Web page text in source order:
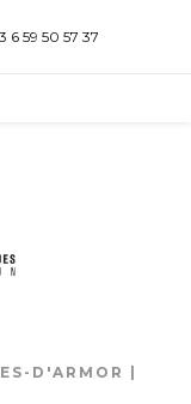
6 59 50 57 37
D'ARMOR |